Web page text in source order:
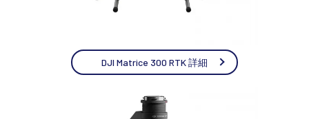
DJI Matrice 300 RTK 詳細